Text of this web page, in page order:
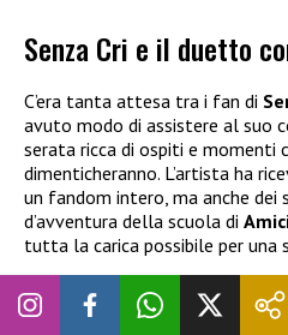
Senza Cri e il duetto
C’era tanta attesa tra i fan di
avuto modo di assistere al suo
serata ricca di ospiti e momenti
dimenticheranno. L’artista ha
un fandom intero, ma anche dei
d’avventura della scuola di
tutta la carica possibile per una